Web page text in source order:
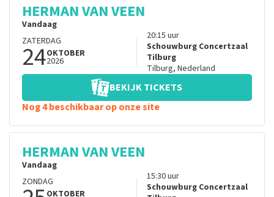
HERMAN VAN VEEN
Vandaag
ZATERDAG
24OKTOBER
2026
20:15 uur
Schouwburg Concertzaal
Tilburg
Tilburg, Nederland
BEKIJK TICKETS
Nog 4 beschikbaar op onze site
HERMAN VAN VEEN
Vandaag
ZONDAG
OKTOBER
15:30uur
Schouwburg Concertzaal